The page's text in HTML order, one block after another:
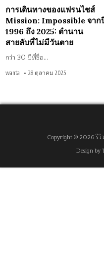
การเดินทางของแฟรนไชส์
Mission: Impossible จาก
1996 ถึง 2025: ตำนาน
สายลับที่ไม่มีวันตาย
กว่า 30 ปีที่ชื่อ…
wanta 28 ตุลาคม 2025
Copyright © 2026 รี
Design by